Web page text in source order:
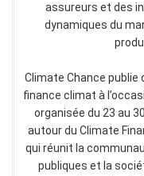
assureurs et des
dynamiques du
Climate Chance publie
finance climat à
organisée du 23 au
autour du Climate
qui réunit la
publiques et la